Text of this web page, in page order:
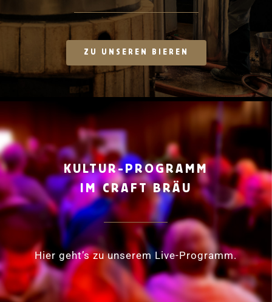
ZU UNSEREN BIEREN
KULTUR-PROGRAMM
IM CRAFT BRÄU
Hier geht’s zu unserem Live-Programm.